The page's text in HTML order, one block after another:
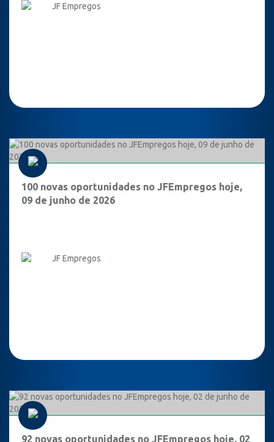
JF Empregos
100 novas oportunidades no JFEmpregos hoje,
09 de junho de 2026
JF Empregos
92 novas oportunidades no JFEmpregos hoje, 02